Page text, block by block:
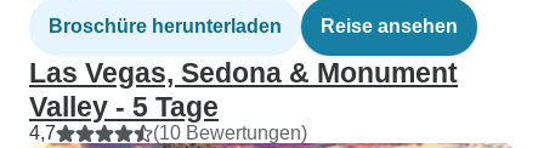
Broschüre herunterladen Reise ansehen
Las Vegas, Sedona & Monument
Valley - 5 Tage
4,7 (10 Bewertungen)